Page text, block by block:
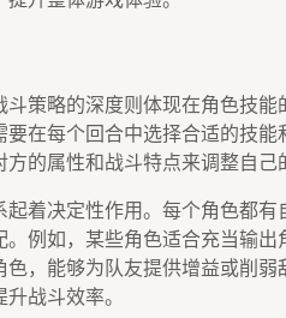
策略的深度则体现在角色技能
在每个回合中选择合适的技能
的属性和战斗特点来调整自己
着决定性作用。每个角色都有
例如，某些角色适合充当输出
，能够为队友提供增益或削弱
战斗效率。